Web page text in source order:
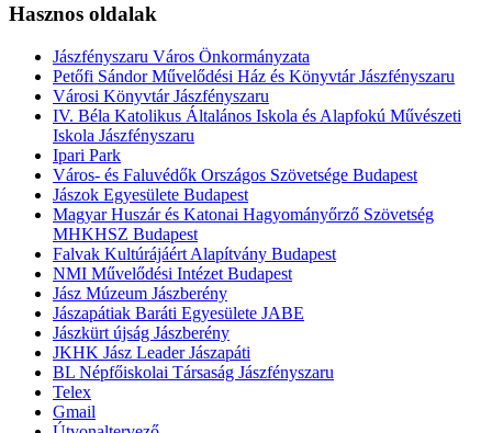
Hasznos oldalak
Jászfényszaru Város Önkormányzata
Petőfi Sándor Művelődési Ház és Könyvtár Jászfényszaru
Városi Könyvtár Jászfényszaru
IV. Béla Katolikus Általános Iskola és Alapfokú Művészeti
Iskola Jászfényszaru
Ipari Park
Város- és Faluvédők Országos Szövetsége Budapest
Jászok Egyesülete Budapest
Magyar Huszár és Katonai Hagyományőrző Szövetség
MHKHSZ Budapest
Falvak Kultúrájáért Alapítvány Budapest
NMI Művelődési Intézet Budapest
Jász Múzeum Jászberény
Jászapátiak Baráti Egyesülete JABE
Jászkürt újság Jászberény
JKHK Jász Leader Jászapáti
BL Népfőiskolai Társaság Jászfényszaru
Telex
Gmail